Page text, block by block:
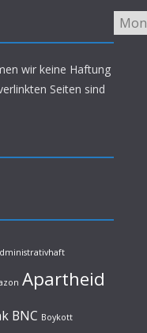
wir keine Haftung
Seiten sind
Apartheid
BNC Boykott
Archiv